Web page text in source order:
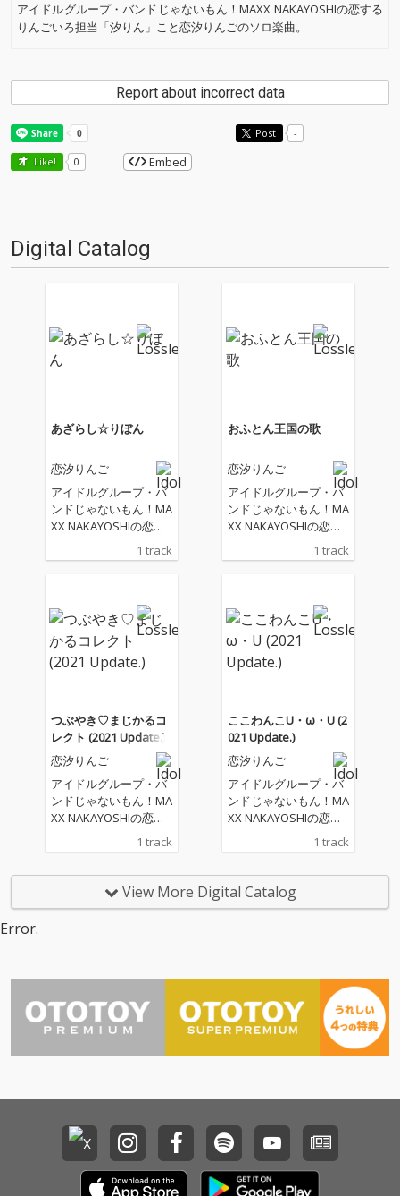
アイドルグループ・バンドじゃないもん！MAXX NAKAYOSHIの恋する
りんごいろ担当「汐りん」こと恋汐りんごのソロ楽曲。
Report about incorrect data
Post -
Like! 0 Embed
Digital Catalog
あざらし☆りぼん
恋汐りんご
アイドルグループ・バ
ンドじゃないもん！MA
XX NAKAYOSHIの恋す
りん」こと恋汐りんご
1 track
おふとん王国の歌
恋汐りんご
アイドルグループ・バ
ンドじゃないもん！MA
XX NAKAYOSHIの恋す
るりんごいろ担当「汐
りん」こと恋汐りんご
1 track
つぶやき♡まじかるコ
レクト (2021 Update.)
恋汐りんご
アイドルグループ・バ
ンドじゃないもん！MA
XX NAKAYOSHIの恋す
りん」こと恋汐りんご
1 track
ここわんこU・ω・U (2
021 Update.)
恋汐りんご
アイドルグループ・バ
ンドじゃないもん！MA
XX NAKAYOSHIの恋す
るりんごいろ担当「汐
りん」こと恋汐りんご
1 track
View More Digital Catalog
Error.